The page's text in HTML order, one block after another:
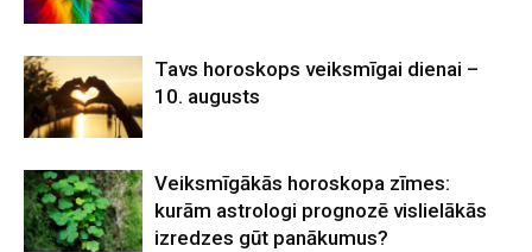
Tavs horoskops veiksmīgai dienai –
10. augusts
Veiksmīgākās horoskopa zīmes:
kurām astrologi prognozē vislielākās
izredzes gūt panākumus?